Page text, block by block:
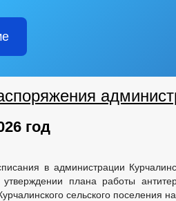
год
в администрации
плана работы
сельского поселения